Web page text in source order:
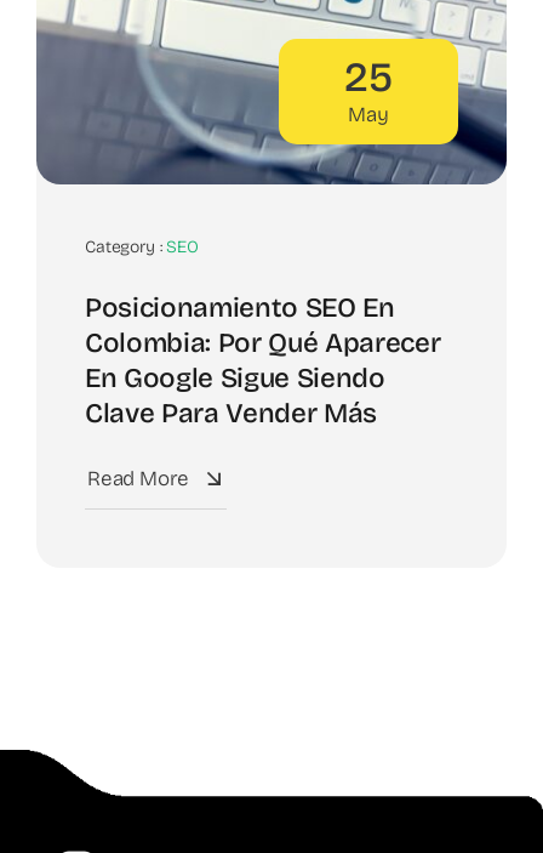
25
May
Category :SEO
Posicionamiento SEO En
Colombia: Por Qué Aparecer
En Google Sigue Siendo
Clave Para Vender Más
Read More